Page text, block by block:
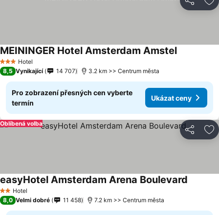
Sdílet
3 Počet hvězdiček
Hotel
MEININGER Hotel Amsterdam Amstel
8,5 Vynikající 14 707 3.2 km >> Centrum města
Pro zobrazení přesných cen vyberte
termín
Ukázat ceny
Sdílet
Oblíbená volba
2 Počet hvězdiček
Hotel
easyHotel Amsterdam Arena Boulevard
8,0 Velmi dobré 11 458 7.2 km >> Centrum města